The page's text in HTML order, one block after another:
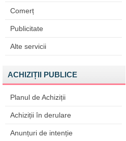
Comerț
Publicitate
Alte servicii
ACHIZIȚII PUBLICE
Planul de Achiziții
Achiziții în derulare
Anunțuri de intenție